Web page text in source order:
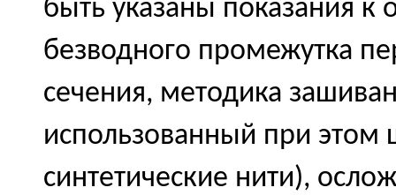
быть указаны показания к
безводного промежутка
сечения, методика
использованный при этом
синтетические нити),